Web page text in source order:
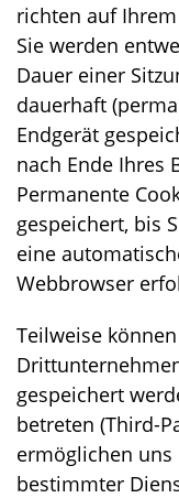
richten auf
Sie werden
Dauer einer
dauerhaft
Endgerät
nach Ende Ihres
Permanente
gespeichert, bis
eine
Webbrowser
Teilweise
gespeichert
betreten (Third-
ermöglichen
bestimmter